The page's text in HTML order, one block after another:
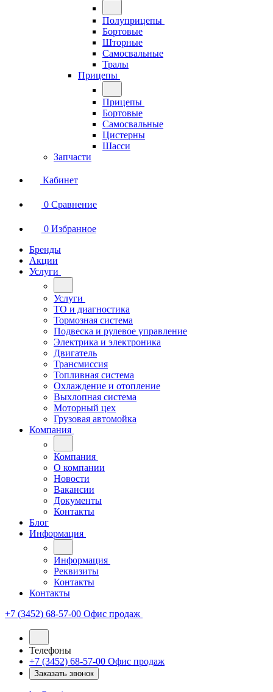
Полуприцепы
Бортовые
Шторные
Самосвальные
Тралы
Прицепы
Прицепы
Бортовые
Самосвальные
Цистерны
Шасси
Запчасти
Кабинет
0 Сравнение
0 Избранное
Бренды
Акции
Услуги
Услуги
ТО и диагностика
Тормозная система
Подвеска и рулевое управление
Электрика и электроника
Двигатель
Трансмиссия
Топливная система
Охлаждение и отопление
Выхлопная система
Моторный цех
Грузовая автомойка
Компания
Компания
О компании
Новости
Вакансии
Документы
Контакты
Блог
Информация
Информация
Реквизиты
Контакты
Контакты
+7 (3452) 68-57-00 Офис продаж
Телефоны
+7 (3452) 68-57-00 Офис продаж
Заказать звонок